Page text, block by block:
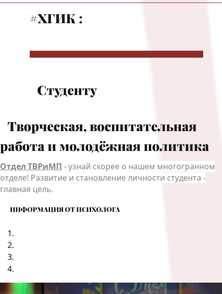
#ХГИК :
Студенту
Творческая, воспитательная
работа и молодёжная политика
Отдел ТВРиМП - узнай скорее о нашем многогранном
отделе! Развитие и становление личности студента -
главная цель.
ИНФОРМАЦИЯ ОТ ПСИХОЛОГА